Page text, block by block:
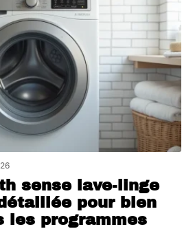
sense lave-linge
pour bien
les programmes